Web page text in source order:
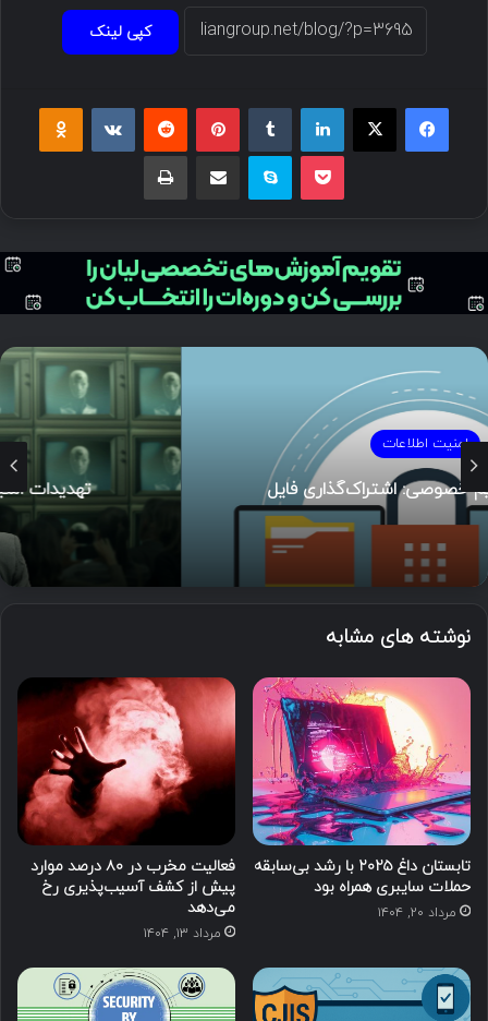
کپی لینک
امنیت اطلاعات
تهدیدات امنیتی پیاده‌سازی Generative AI
نوشته های مشابه
تابستان داغ ۲۰۲۵ با رشد بی‌سابقه
حملات سایبری همراه بود
مرداد ۲۰, ۱۴۰۴
فعالیت مخرب در ۸۰ درصد موارد
پیش از کشف آسیب‌پذیری‌ رخ
می‌دهد
مرداد ۱۳, ۱۴۰۴